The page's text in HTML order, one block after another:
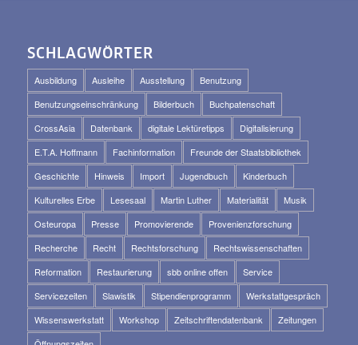
SCHLAGWÖRTER
Ausbildung Ausleihe Ausstellung
Benutzung
Benutzungseinschränkung
Bilderbuch
Buchpatenschaft
CrossAsia
Datenbank digitale Lektüretipps
Digitalisierung
E.T.A. Hoffmann
Fachinformation
Freunde der Staatsbibliothek
Geschichte
Hinweis Import Jugendbuch
Kinderbuch
Kulturelles Erbe
Lesesaal Martin Luther Materialität
Musik
Osteuropa
Presse Promovierende
Provenienzforschung
Recherche
Recht Rechtsforschung
Rechtswissenschaften
Reformation
Restaurierung sbb online offen
Service
Servicezeiten
Slawistik Stipendienprogramm
Werkstattgespräch
Wissenswerkstatt
Workshop Zeitschriftendatenbank
Zeitungen